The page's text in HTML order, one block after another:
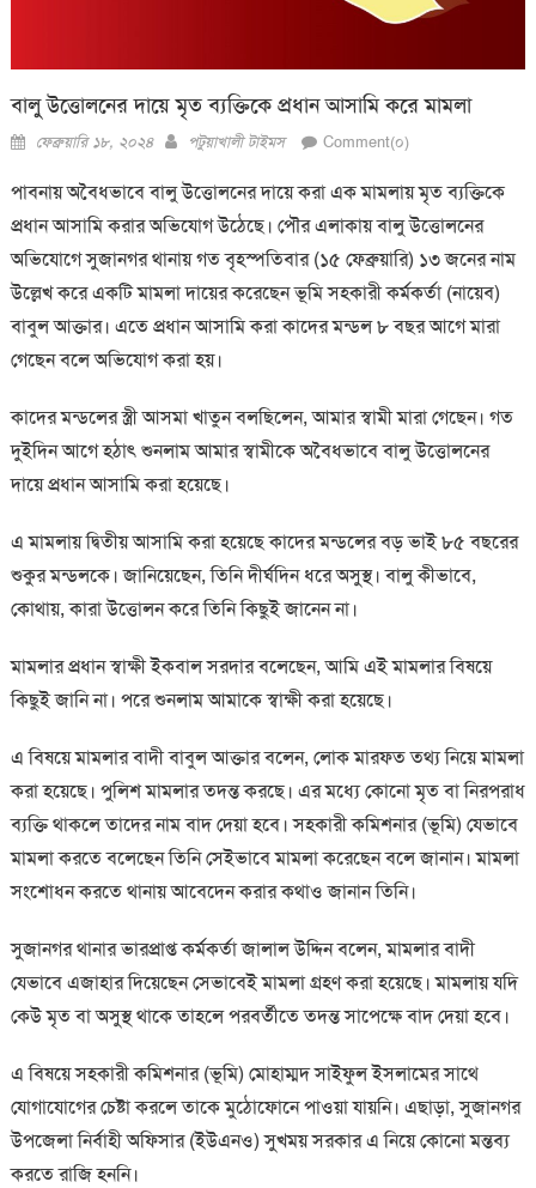
বালু উত্তোলনের দায়ে মৃত ব্যক্তিকে প্রধান আসামি করে মামলা
Posted
ফেব্রুয়ারি ১৮, ২০২৪ Author
পটুয়াখালী টাইমস Comment(০)
পাবনায় অবৈধভাবে বালু উত্তোলনের দায়ে করা এক মামলায় মৃত ব্যক্তিকে
প্রধান আসামি করার অভিযোগ উঠেছে। পৌর এলাকায় বালু উত্তোলনের
অভিযোগে সুজানগর থানায় গত বৃহস্পতিবার (১৫ ফেব্রুয়ারি) ১৩ জনের নাম
উল্লেখ করে একটি মামলা দায়ের করেছেন ভূমি সহকারী কর্মকর্তা (নায়েব)
বাবুল আক্তার। এতে প্রধান আসামি করা কাদের মন্ডল ৮ বছর আগে মারা
গেছেন বলে অভিযোগ করা হয়।
কাদের মন্ডলের স্ত্রী আসমা খাতুন বলছিলেন, আমার স্বামী মারা গেছেন। গত
দুইদিন আগে হঠাৎ শুনলাম আমার স্বামীকে অবৈধভাবে বালু উত্তোলনের
দায়ে প্রধান আসামি করা হয়েছে।
এ মামলায় দ্বিতীয় আসামি করা হয়েছে কাদের মন্ডলের বড় ভাই ৮৫ বছরের
শুকুর মন্ডলকে। জানিয়েছেন, তিনি দীর্ঘদিন ধরে অসুস্থ। বালু কীভাবে,
কোথায়, কারা উত্তোলন করে তিনি কিছুই জানেন না।
মামলার প্রধান স্বাক্ষী ইকবাল সরদার বলেছেন, আমি এই মামলার বিষয়ে
কিছুই জানি না। পরে শুনলাম আমাকে স্বাক্ষী করা হয়েছে।
এ বিষয়ে মামলার বাদী বাবুল আক্তার বলেন, লোক মারফত তথ্য নিয়ে মামলা
করা হয়েছে। পুলিশ মামলার তদন্ত করছে। এর মধ্যে কোনো মৃত বা নিরপরাধ
ব্যক্তি থাকলে তাদের নাম বাদ দেয়া হবে। সহকারী কমিশনার (ভূমি) যেভাবে
মামলা করতে বলেছেন তিনি সেইভাবে মামলা করেছেন বলে জানান। মামলা
সংশোধন করতে থানায় আবেদেন করার কথাও জানান তিনি।
সুজানগর থানার ভারপ্রাপ্ত কর্মকর্তা জালাল উদ্দিন বলেন, মামলার বাদী
যেভাবে এজাহার দিয়েছেন সেভাবেই মামলা গ্রহণ করা হয়েছে। মামলায় যদি
কেউ মৃত বা অসুস্থ থাকে তাহলে পরবর্তীতে তদন্ত সাপেক্ষে বাদ দেয়া হবে।
এ বিষয়ে সহকারী কমিশনার (ভূমি) মোহাম্মদ সাইফুল ইসলামের সাথে
যোগাযোগের চেষ্টা করলে তাকে মুঠোফোনে পাওয়া যায়নি। এছাড়া, সুজানগর
উপজেলা নির্বাহী অফিসার (ইউএনও) সুখময় সরকার এ নিয়ে কোনো মন্তব্য
করতে রাজি হননি।